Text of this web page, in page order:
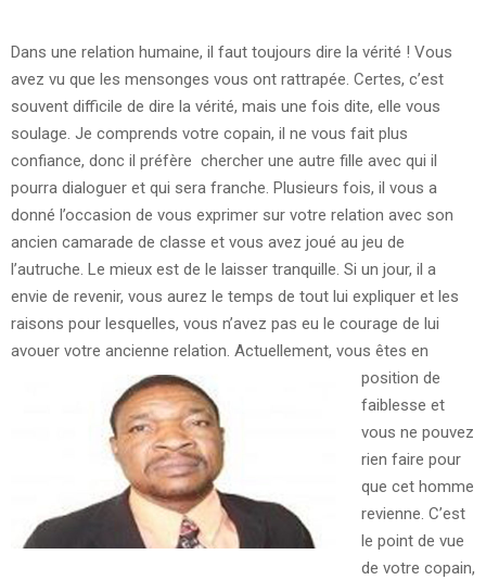
Dans une relation humaine, il faut toujours dire la vérité ! Vous
avez vu que les mensonges vous ont rattrapée. Certes, c’est
souvent difficile de dire la vérité, mais une fois dite, elle vous
soulage. Je comprends votre copain, il ne vous fait plus
confiance, donc il préfère chercher une autre fille avec qui il
pourra dialoguer et qui sera franche. Plusieurs fois, il vous a
donné l’occasion de vous exprimer sur votre relation avec son
ancien camarade de classe et vous avez joué au jeu de
l’autruche. Le mieux est de le laisser tranquille. Si un jour, il a
envie de revenir, vous aurez le temps de tout lui expliquer et les
raisons pour lesquelles, vous n’avez pas eu le courage de lui
avouer votre ancienne relation. Actuellement, vous êtes en
position de
faiblesse et
vous ne pouvez
rien faire pour
que cet homme
revienne. C’est
le point de vue
de votre copain,